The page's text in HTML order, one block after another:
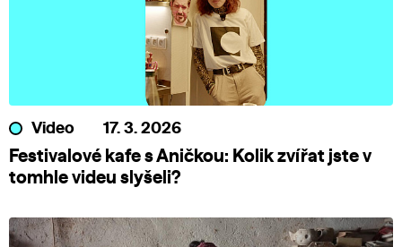
Video 17. 3. 2026
Festivalové kafe s Aničkou: Kolik zvířat jste v
tomhle videu slyšeli?